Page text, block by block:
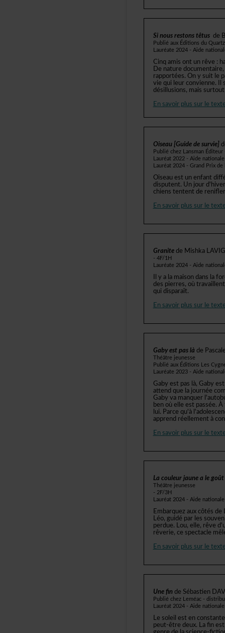
Sinousrestonstêtus
Lauréate2024-
Oiseau[Guidedesurvie]
Lauréat2022-
Lauréat2024-
Granite
-4F/1H
Lauréate2024-
quidisparaît.
Gabyestpaslà
Théâtrejeunesse
Lauréate2023-
Théâtrejeunesse
-2F/3H
Lauréat2024-
Unefin
PubliéchezLeméac-
Lauréat2024-
peut-